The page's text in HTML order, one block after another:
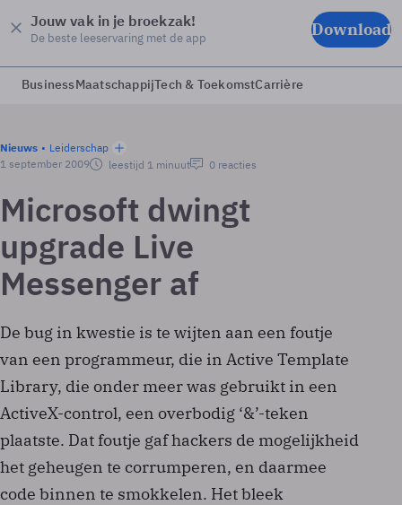
Jouw vak in je broekzak!
De beste leeservaring met de app Download
BusinessMaatschappijTech & ToekomstCarrière
Nieuws
Leiderschap
1 september 2009
leestijd 1 minuut 0 reacties
Microsoft dwingt
upgrade Live
Messenger af
De bug in kwestie is te wijten aan een foutje
van een programmeur, die in Active Template
Library, die onder meer was gebruikt in een
ActiveX-control, een overbodig ‘&’-teken
plaatste. Dat foutje gaf hackers de mogelijkheid
het geheugen te corrumperen, en daarmee
code binnen te smokkelen. Het bleek